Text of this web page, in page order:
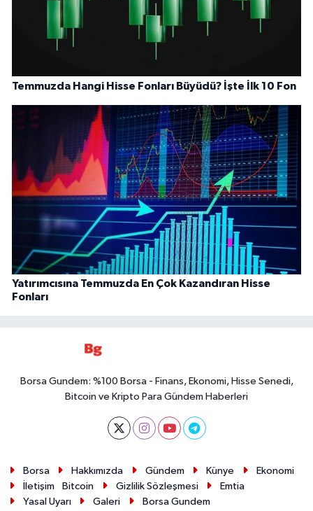
Temmuzda Hangi Hisse Fonları Büyüdü? İşte İlk 10 Fon
Yatırımcısına Temmuzda En Çok Kazandıran Hisse
Fonları
Borsa Gundem: %100 Borsa - Finans, Ekonomi, Hisse Senedi,
Bitcoin ve Kripto Para Gündem Haberleri
Borsa Hakkımızda Gündem Künye
Ekonomi
İletişim
Bitcoin Gizlilik Sözleşmesi
Emtia
Yasal Uyarı
Galeri Borsa Gundem